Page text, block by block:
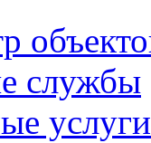
службы
услуги